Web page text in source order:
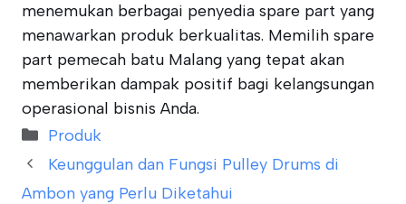
menemukan berbagai penyedia spare part yang
menawarkan produk berkualitas. Memilih spare
part pemecah batu Malang yang tepat akan
memberikan dampak positif bagi kelangsungan
operasional bisnis Anda.
Categories
Produk
Keunggulan dan Fungsi Pulley Drums di
Ambon yang Perlu Diketahui